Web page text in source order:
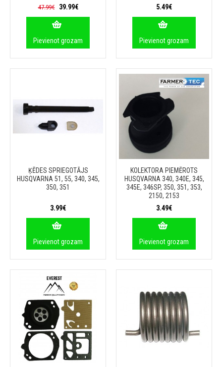
47.99€ 39.99€
Pievienot grozam
5.49€
Pievienot grozam
ĶĒDES SPRIEGOTĀJS
HUSQVARNA 51, 55, 340, 345,
350, 351
3.99€
Pievienot grozam
KOLEKTORA PIEMĒROTS
HUSQVARNA 340, 340E, 345,
345E, 346SP, 350, 351, 353,
2150, 2153
3.49€
Pievienot grozam